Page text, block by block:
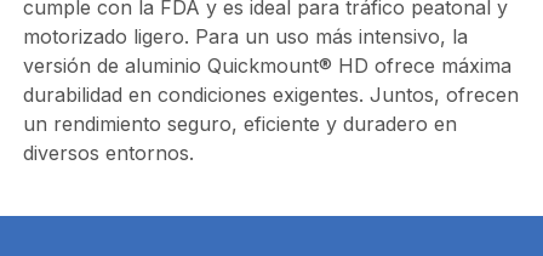
cumple con la FDA y es ideal para tráfico peatonal y
motorizado ligero. Para un uso más intensivo, la
versión de aluminio Quickmount® HD ofrece máxima
durabilidad en condiciones exigentes. Juntos, ofrecen
un rendimiento seguro, eficiente y duradero en
diversos entornos.